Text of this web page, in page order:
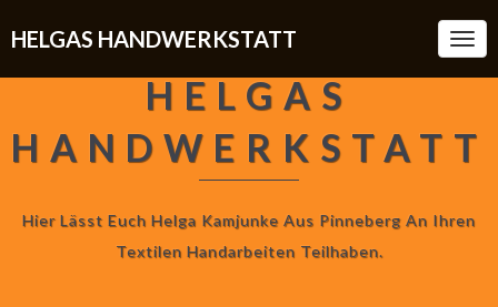
HELGAS HANDWERKSTATT
HELGAS
HANDWERKSTATT
Hier Lässt Euch Helga Kamjunke Aus Pinneberg An Ihren
Textilen Handarbeiten Teilhaben.